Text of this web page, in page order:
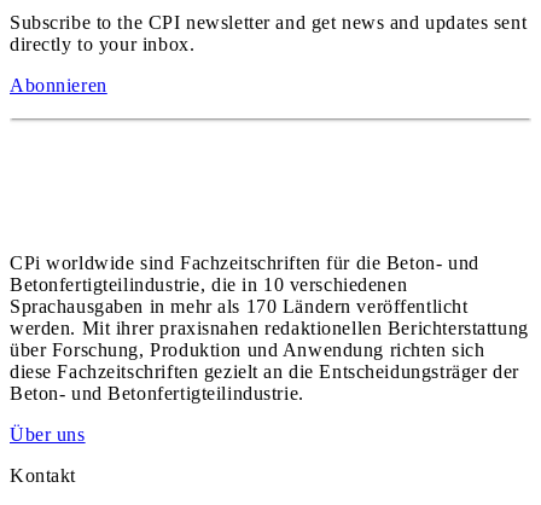
Subscribe to the CPI newsletter and get news and updates sent
directly to your inbox.
Abonnieren
CPi worldwide sind Fachzeitschriften für die Beton- und
Betonfertigteilindustrie, die in 10 verschiedenen
Sprachausgaben in mehr als 170 Ländern veröffentlicht
werden. Mit ihrer praxisnahen redaktionellen Berichterstattung
über Forschung, Produktion und Anwendung richten sich
diese Fachzeitschriften gezielt an die Entscheidungsträger der
Beton- und Betonfertigteilindustrie.
Über uns
Kontakt